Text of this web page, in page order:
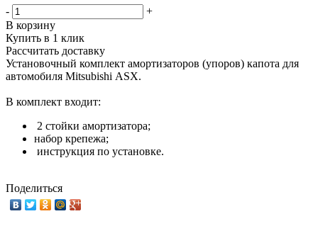
-
+
В корзину
Купить в 1 клик
Рассчитать доставку
Установочный комплект амортизаторов (упоров) капота для
автомобиля Mitsubishi ASX.
В комплект входит:
2 стойки амортизатора;
набор крепежа;
инструкция по установке.
Поделиться